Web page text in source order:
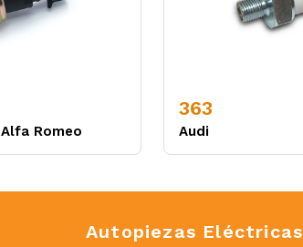
Alfa Romeo
363
Audi
Autopiezas Eléctricas